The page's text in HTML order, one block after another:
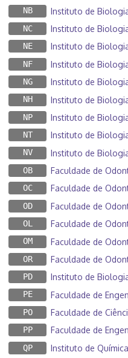
NB Instituto de
NC Instituto de
NE Instituto de
NF Instituto de
NG Instituto de
NH Instituto de
NP Instituto de
NT Instituto de
NV Instituto de
OB Faculdade de
OC Faculdade de
OD Faculdade de
OL Faculdade de
OM Faculdade de
OR Faculdade de
PD Instituto de
PE Faculdade de
PO Faculdade de
PP Faculdade de
QP Instituto de Química